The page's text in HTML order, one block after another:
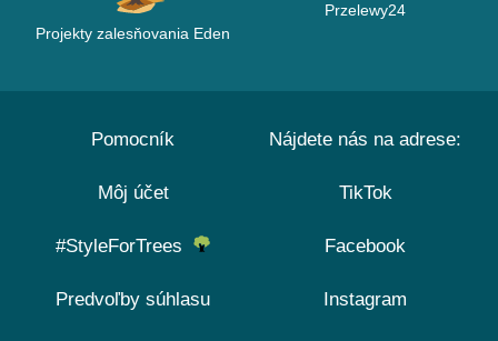
Projekty zalesňovania Eden
Przelewy24
Pomocník
Môj účet
#StyleForTrees
Predvoľby súhlasu
Nájdete nás na adrese:
TikTok
Facebook
Instagram